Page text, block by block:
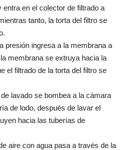
en el colector de filtrado a
tanto, la torta del filtro se
presión ingresa a la membrana a
membrana se extruya hacia la
el filtrado de la torta del filtro se
lavado se bombea a la cámara
de lodo, después de lavar el
hacia las tuberías de
aire con agua pasa a través de la